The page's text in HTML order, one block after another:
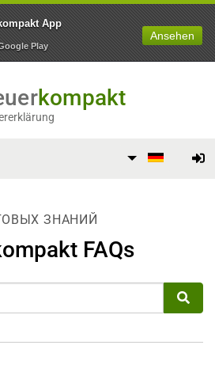
App
Play
Ansehen
kompakt
ЗНАНИЙ
FAQs